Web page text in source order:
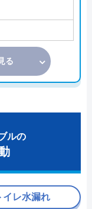
る
ルの
イレ水漏れ